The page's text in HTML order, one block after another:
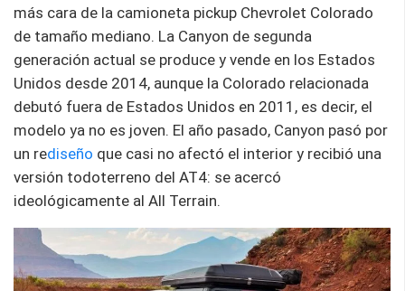
más cara de la camioneta pickup Chevrolet Colorado
de tamaño mediano. La Canyon de segunda
generación actual se produce y vende en los Estados
Unidos desde 2014, aunque la Colorado relacionada
debutó fuera de Estados Unidos en 2011, es decir, el
modelo ya no es joven. El año pasado, Canyon pasó por
un rediseño que casi no afectó el interior y recibió una
versión todoterreno del AT4: se acercó
ideológicamente al All Terrain.